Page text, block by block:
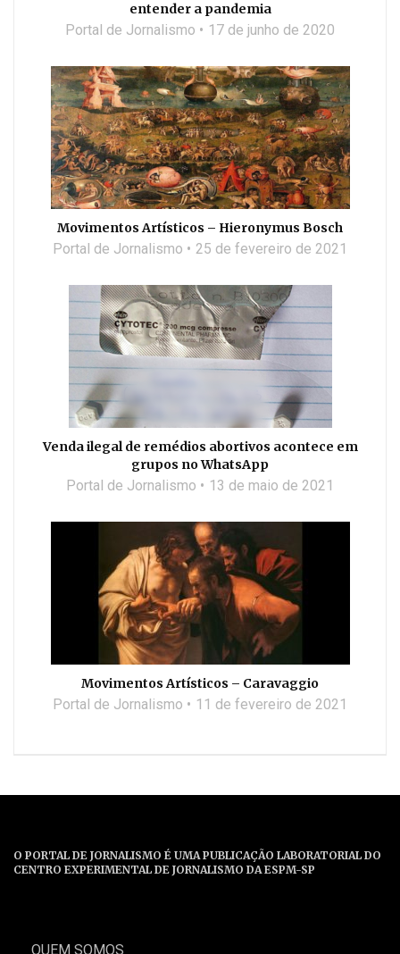
entender a pandemia
Portal de Jornalismo 17 de junho de 2020
Movimentos Artísticos – Hieronymus Bosch
Portal de Jornalismo 25 de fevereiro de 2021
Venda ilegal de remédios abortivos acontece em
grupos no WhatsApp
Portal de Jornalismo 13 de maio de 2021
Movimentos Artísticos – Caravaggio
Portal de Jornalismo 11 de fevereiro de 2021
O PORTAL DE JORNALISMO É UMA PUBLICAÇÃO LABORATORIAL DO
CENTRO EXPERIMENTAL DE JORNALISMO DA ESPM-SP
QUEM SOMOS